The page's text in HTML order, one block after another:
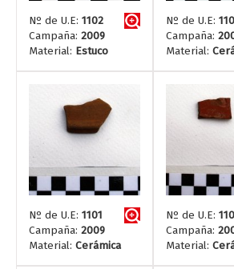
Nº de U.E: 1102
Campaña: 2009
Material: Estuco
Nº de U.E:
Campaña:
Material:
Nº de U.E: 1101
Campaña: 2009
Material: Cerámica
Nº de U.E:
Campaña:
Material: